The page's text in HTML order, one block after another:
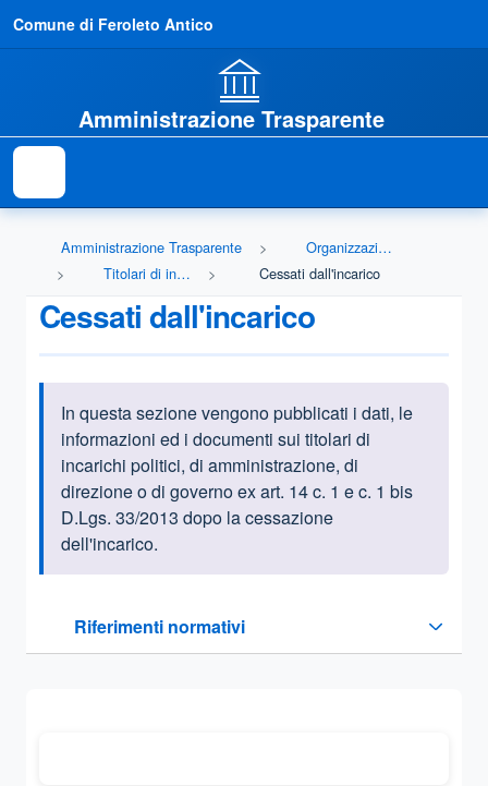
Comune di Feroleto Antico
Amministrazione Trasparente
Amministrazione Trasparente
Organizzazione
Titolari di incarichi politici, di amministrazione, di direzione o di governo
Cessati dall'incarico
Cessati dall'incarico
Informazioni introduttive
In questa sezione vengono pubblicati i dati, le
informazioni ed i documenti sui titolari di
incarichi politici, di amministrazione, di
direzione o di governo ex art. 14 c. 1 e c. 1 bis
D.Lgs. 33/2013 dopo la cessazione
dell'incarico.
Riferimenti normativi
Sezione compressa